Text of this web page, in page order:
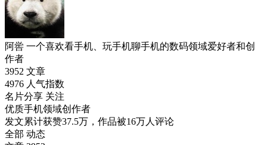
阿喾 一个喜欢看手机、玩手机聊手机的数码领域爱好者和创
作者
3952 文章
4976 人气指数
名片分享 关注
优质手机领域创作者
发文累计获赞37.5万，作品被16万人评论
全部 动态